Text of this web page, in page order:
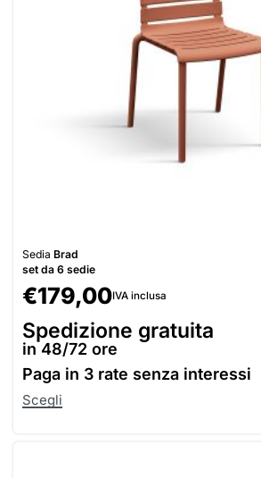
Sedia Brad
set da 6 sedie
€179,00IVA inclusa
Spedizione gratuita
in 48/72 ore
Paga in 3 rate senza interessi
Scegli